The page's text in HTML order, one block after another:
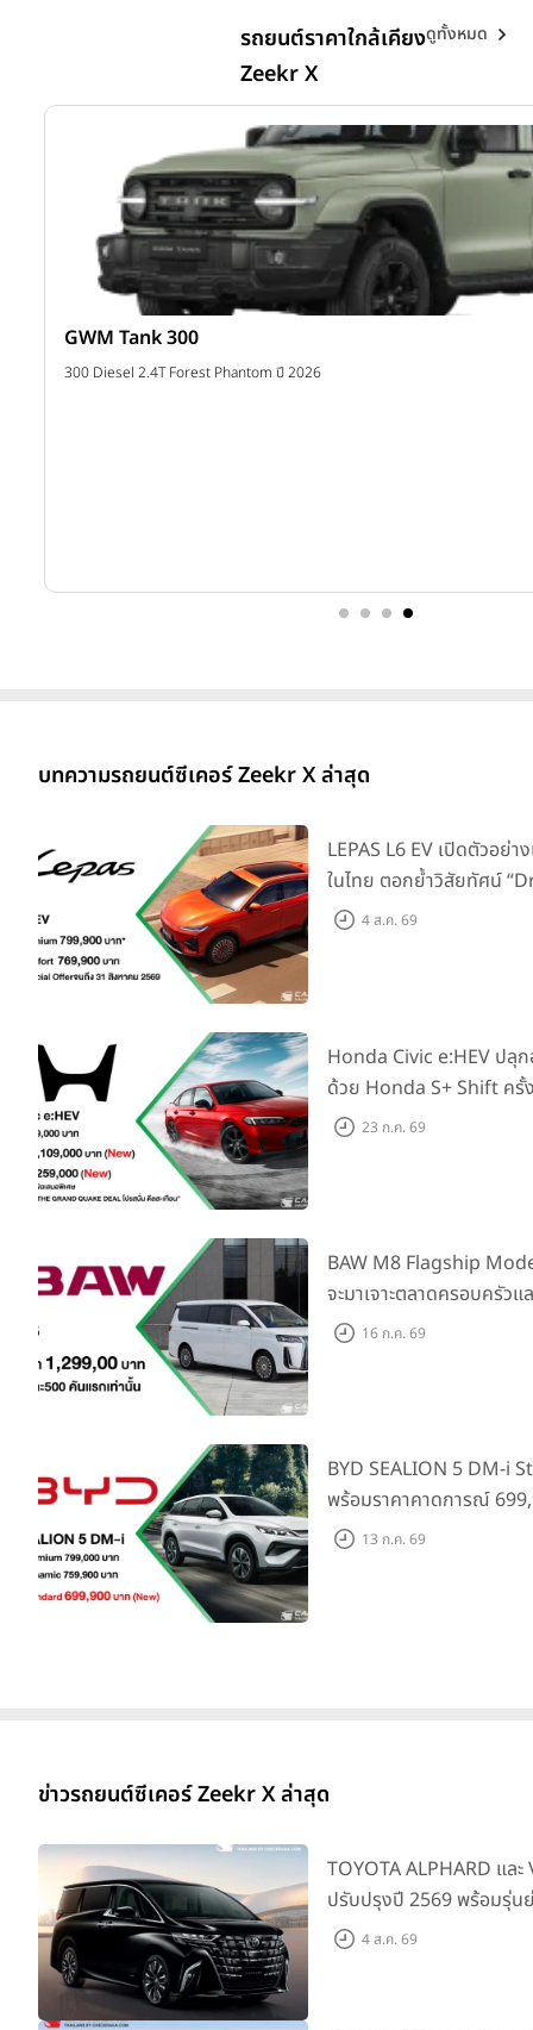
รถยนต์ราคาใกล้เคียง
Zeekr X
ดูทั้งหมด
GWM Tank 300
300 Diesel 2.4T Forest Phantom ปี 2026
บทความรถยนต์ซีเคอร์ Zeekr X ล่าสุด
LEPAS L6 EV เปิดตัวอย่
ในไทย ตอกย้ำวิสัยทัศน์
Elegance” มาพร้อม 2 รุ่
4 ส.ค. 69
Honda Civic e:HEV ปลุ
ด้วย Honda S+ Shift ครั้
เพิ่ม Blind Spot
23 ก.ค. 69
BAW M8 Flagship
จะมาเจาะตลาดครอบครัว
ราคาที่ 1.299 ลบ. (สิทธิพิ
16 ก.ค. 69
BYD SEALION 5 DM-i
พร้อมราคาคาดการณ์
ล่าสุดที่มีระยะขับขี่รวม
13 ก.ค. 69
ข่าวรถยนต์ซีเคอร์ Zeekr X ล่าสุด
TOYOTA ALPHARD และ
ปรับปรุงปี 2569 พร้อมรุ่น
SMART ราคาเริ่มต้น
4 ส.ค. 69